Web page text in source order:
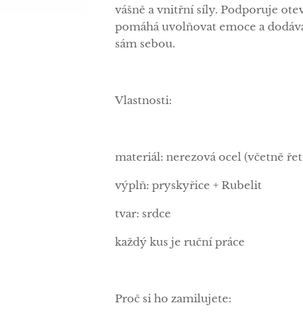
vášně a vnitřní síly. Podporuje
pomáhá uvolňovat emoce a
sám sebou.
Vlastnosti:
materiál: nerezová ocel (včetně
výplň: pryskyřice + Rubelit
tvar: srdce
každý kus je ruční práce
Proč si ho zamilujete: